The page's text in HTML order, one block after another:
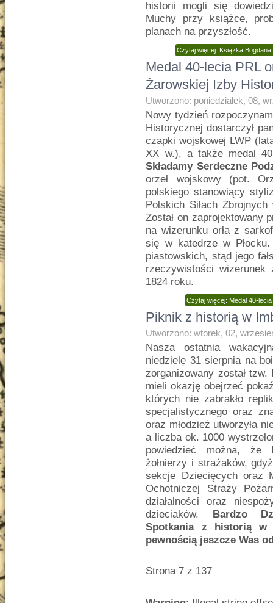
historii mogli się
Muchy przy książce,
planach na przyszłość.
Czytaj więcej: Książka
Medal 40-lecia PRL
Żarowskiej Izby
Utworzono: poniedziałek, 08,
Nowy tydzień
Historycznej dostarczył
czapki wojskowej LWP
XX w.), a także medal
Składamy Serdeczne
orzeł wojskowy (pot.
polskiego stanowiący
Polskich Siłach
Został on zaprojektowany
na wizerunku orła z
się w katedrze w Płocku.
piastowskich, stąd jego
rzeczywistości wizerunek
1824 roku.
Czytaj więcej: Medal 40-
Piknik z historią w
Utworzono: wtorek, 02,
Nasza ostatnia
niedzielę 31 sierpnia na
zorganizowany został
mieli okazję obejrzeć
których nie zabrakło
specjalistycznego oraz
oraz młodzież utworzyła
a liczba ok. 1000
powiedzieć można, że
żołnierzy i strażaków,
sekcje Dziecięcych oraz
Ochotniczej Straży
działalności oraz
dzieciaków. Bardzo
Spotkania z historią w
pewnością jeszcze Was
Strona 7 z 137